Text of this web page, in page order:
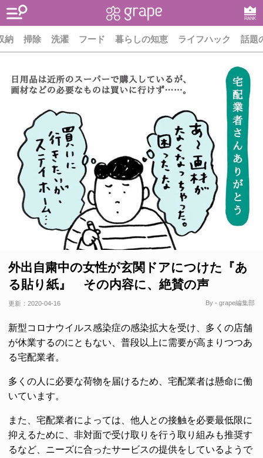
RANK
納 掃除 洗濯 フード 暮らしの知恵 ライフハック 話題
外出自粛中の女性が玄関ドアにつけた『あ
る貼り紙』 その内容に、絶賛の声
更新： 2020-04-16 By - grape編集部
新型コロナウイルス感染症の感染拡大を受け、多くの店舗
が休業するのにともない、普段以上に需要が高まりつつあ
る宅配業者。
多くの人に必要な荷物を届けるため、宅配業者は懸命に働
いています。
また、宅配業者によっては、他人との接触を必要最低限に
抑えるために、非対面で受け取りを行う取り組みも推奨す
るなど、ニーズに合ったサービスの提供をしているようで